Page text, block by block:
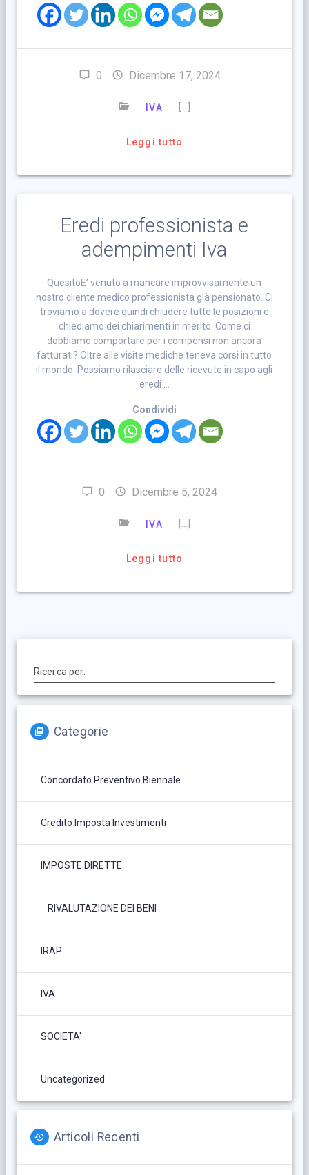
0 Dicembre 17, 2024
IVA
Leggi tutto
Eredi professionista e
adempimenti Iva
QuesitoE’ venuto a mancare improvvisamente un
nostro cliente medico professionista già pensionato. Ci
troviamo a dovere quindi chiudere tutte le posizioni e
chiediamo dei chiarimenti in merito. Come ci
dobbiamo comportare per i compensi non ancora
fatturati? Oltre alle visite mediche teneva corsi in tutto
il mondo. Possiamo rilasciare delle ricevute in capo agli
eredi …
Condividi
0 Dicembre 5, 2024
IVA
Leggi tutto
Ricerca per:
Categorie
Concordato Preventivo Biennale
Credito Imposta Investimenti
IMPOSTE DIRETTE
RIVALUTAZIONE DEI BENI
IRAP
IVA
SOCIETA'
Uncategorized
Articoli Recenti